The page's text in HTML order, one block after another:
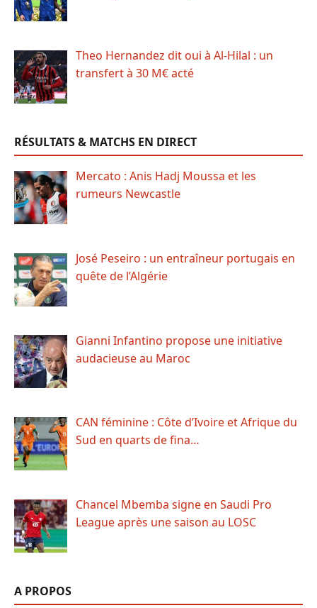
Theo Hernandez dit oui à Al-Hilal : un
transfert à 30 M€ acté
RÉSULTATS & MATCHS EN DIRECT
Mercato : Anis Hadj Moussa et les
rumeurs Newcastle
José Peseiro : un entraîneur portugais en
quête de l’Algérie
Gianni Infantino propose une initiative
audacieuse au Maroc
CAN féminine : Côte d’Ivoire et Afrique du
Sud en quarts de fina…
Chancel Mbemba signe en Saudi Pro
League après une saison au LOSC
A PROPOS